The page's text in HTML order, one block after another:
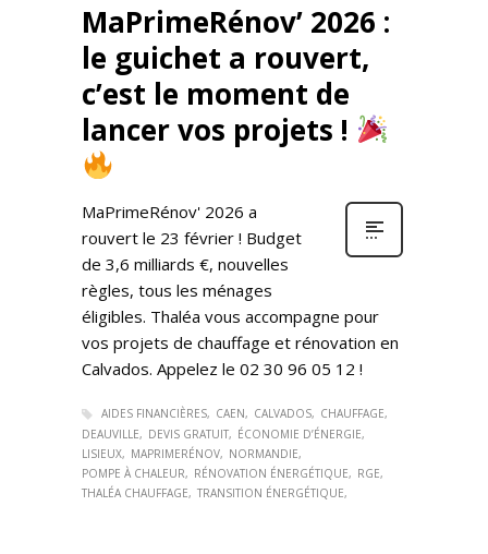
MaPrimeRénov’ 2026 :
le guichet a rouvert,
c’est le moment de
lancer vos projets !
MaPrimeRénov' 2026 a
rouvert le 23 février ! Budget
de 3,6 milliards €, nouvelles
règles, tous les ménages
éligibles. Thaléa vous accompagne pour
vos projets de chauffage et rénovation en
Calvados. Appelez le 02 30 96 05 12 !
AIDES FINANCIÈRES CAEN CALVADOS
CHAUFFAGE
DEAUVILLE
DEVIS GRATUIT
ÉCONOMIE D’ÉNERGIE
LISIEUX
MAPRIMERÉNOV
NORMANDIE
POMPE À CHALEUR
RÉNOVATION ÉNERGÉTIQUE
RGE
THALÉA CHAUFFAGE
TRANSITION ÉNERGÉTIQUE